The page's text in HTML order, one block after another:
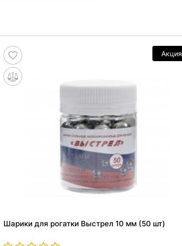
Акция
Шарики для рогатки Выстрел 10 мм (50 шт)